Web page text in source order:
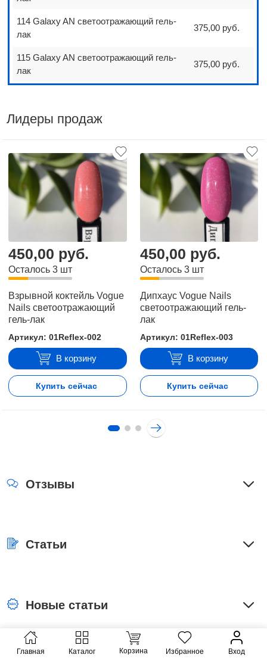
114 Galaxy AN светоотражающий гель-
лак
375,00 руб.
115 Galaxy AN светоотражающий гель-
лак
375,00 руб.
Лидеры продаж
гель-
450,00 руб.
Осталось 3 шт
Светомузыка Vogue Nails
светоотражающий гель-
Артикул: 01Reflex-005
В корзину
Купить сейчас
422,00 руб.
Осталось 3 шт
014 Reflex Pink
Артикул: 01Reflex-
В
Купить
Отзывы
Статьи
Новые статьи
Главная Каталог Корзина Избранное Вход